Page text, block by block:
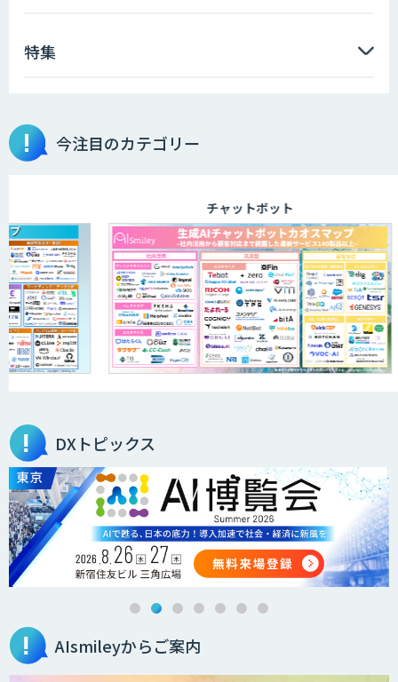
特集
今注目のカテゴリー
チャットボット
DXトピックス
AIsmileyからご案内